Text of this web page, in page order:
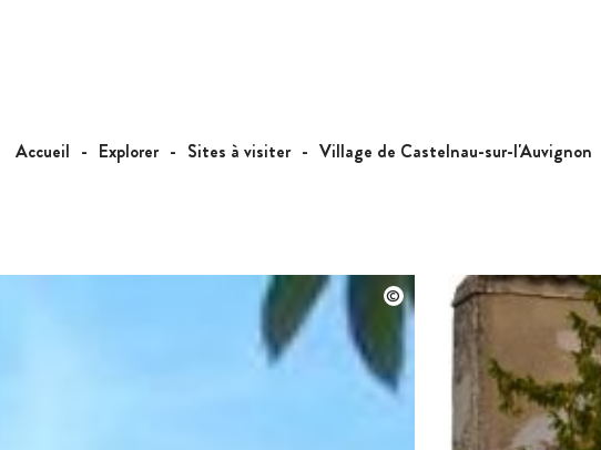
Accueil Explorer Sites à visiter Village de Castelnau-sur-l'Auvignon